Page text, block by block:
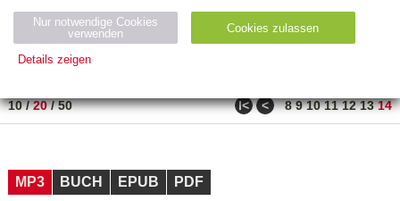
Neuerscheinung
Bestseller
PREIS
10/20/50 ǀ< < 8 9 10 11 12 13 14
MP3 BUCH EPUB PDF
Nur notwendige Cookies
verwenden
Cookies zulassen
Details zeigen
Name Zweck
ESSION
_ID
verlag.
de
Session verwendet